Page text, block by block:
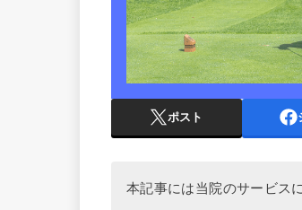
ポスト
本記事には当院のサービス